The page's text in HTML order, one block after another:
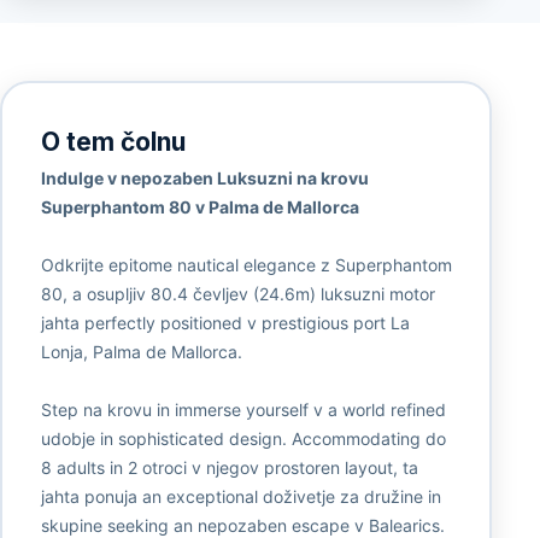
O tem čolnu
Indulge v nepozaben Luksuzni na krovu
Superphantom 80 v Palma de Mallorca
Odkrijte epitome nautical elegance z Superphantom
80, a osupljiv 80.4 čevljev (24.6m) luksuzni motor
jahta perfectly positioned v prestigious port La
Lonja, Palma de Mallorca.
Step na krovu in immerse yourself v a world refined
udobje in sophisticated design. Accommodating do
8 adults in 2 otroci v njegov prostoren layout, ta
jahta ponuja an exceptional doživetje za družine in
skupine seeking an nepozaben escape v Balearics.